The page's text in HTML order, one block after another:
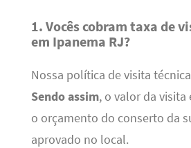
1. Vocês cobram taxa de
em Ipanema RJ?
Nossa política de visita
Sendo assim, o valor da visita
o orçamento do conserto da
aprovado no local.